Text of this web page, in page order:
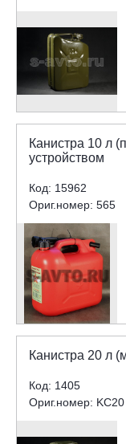
Канистра 10 л
устройством
Код: 15962
Ориг.номер: 565
Канистра 20 л
Код: 1405
Ориг.номер: KC20